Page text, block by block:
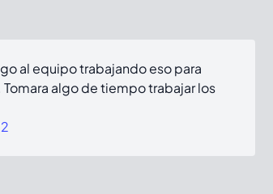
al equipo trabajando eso para
algo de tiempo trabajar los